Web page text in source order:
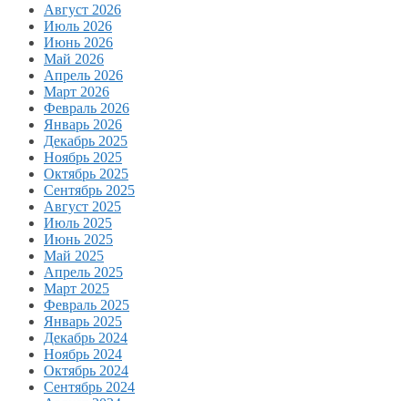
Август 2026
Июль 2026
Июнь 2026
Май 2026
Апрель 2026
Март 2026
Февраль 2026
Январь 2026
Декабрь 2025
Ноябрь 2025
Октябрь 2025
Сентябрь 2025
Август 2025
Июль 2025
Июнь 2025
Май 2025
Апрель 2025
Март 2025
Февраль 2025
Январь 2025
Декабрь 2024
Ноябрь 2024
Октябрь 2024
Сентябрь 2024